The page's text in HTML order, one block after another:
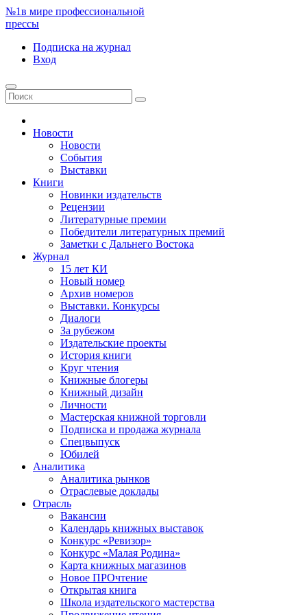
№1в мире профессиональной
прессы
Подписка на журнал
Вход
Новости
Новости
События
Выставки
Книги
Новинки издательств
Рецензии
Литературные премии
Победители литературных премий
Заметки с Дальнего Востока
Журнал
15 лет КИ
Новый номер
Архив номеров
Выставки. Конкурсы
Диалоги
За рубежом
Издательские проекты
История книги
Круг чтения
Книжные блогеры
Книжный дизайн
Личности
Мастерская книжной торговли
Подписка и продажа журнала
Спецвыпуск
Юбилей
Аналитика
Аналитика рынков
Отраслевые доклады
Отрасль
Вакансии
Календарь книжных выставок
Конкурс «Ревизор»
Конкурс «Малая Родина»
Карта книжных магазинов
Новое ПРОчтение
Открытая книга
Школа издательского мастерства